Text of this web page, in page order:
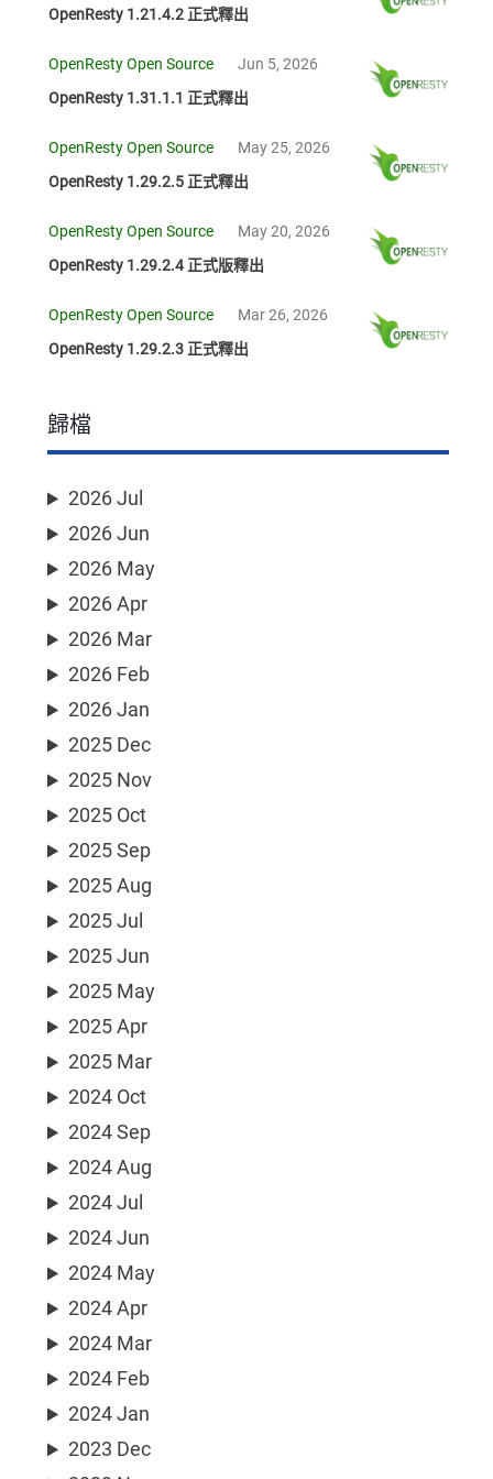
OpenResty 1.21.4.2 正式釋出
OpenResty Open Source
Jun 5, 2026
OpenResty 1.31.1.1 正式釋出
OpenResty Open Source
May 25, 2026
OpenResty 1.29.2.5 正式釋出
OpenResty Open Source
May 20, 2026
OpenResty 1.29.2.4 正式版釋出
OpenResty Open Source
Mar 26, 2026
OpenResty 1.29.2.3 正式釋出
歸檔
2026 Jul
2026 Jun
2026 May
2026 Apr
2026 Mar
2026 Feb
2026 Jan
2025 Dec
2025 Nov
2025 Oct
2025 Sep
2025 Aug
2025 Jul
2025 Jun
2025 May
2025 Apr
2025 Mar
2024 Oct
2024 Sep
2024 Aug
2024 Jul
2024 Jun
2024 May
2024 Apr
2024 Mar
2024 Feb
2024 Jan
2023 Dec